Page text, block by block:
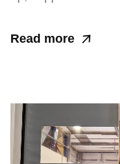
Read more